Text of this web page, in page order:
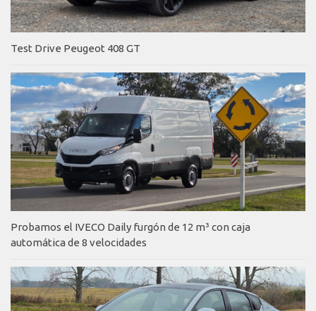
Test Drive Peugeot 408 GT
Probamos el IVECO Daily furgón de 12 m³ con caja
automática de 8 velocidades